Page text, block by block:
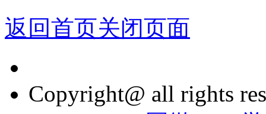
返回首页关闭页面
Copyright@ all rights